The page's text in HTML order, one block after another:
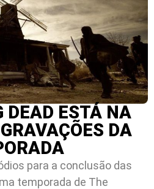
DEAD ESTÁ NA
DA
para a conclusão das
temporada de The